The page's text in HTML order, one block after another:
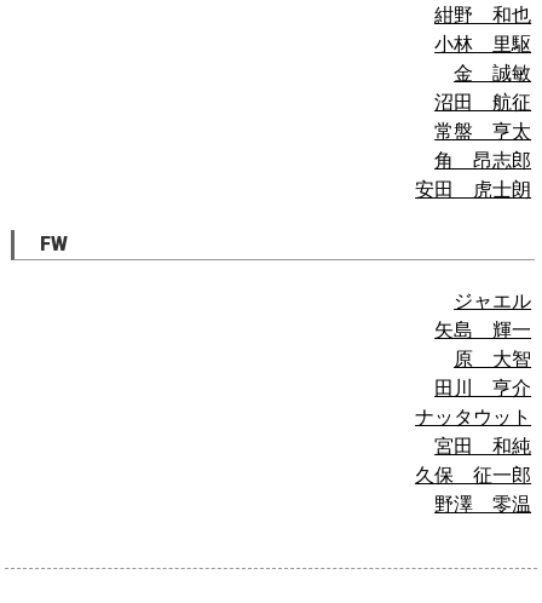
紺野 和也
小林 里駆
金 誠敏
沼田 航征
常盤 亨太
角 昂志郎
安田 虎士朗
FW
ジャエル
矢島 輝一
原 大智
田川 亨介
ナッタウット
宮田 和純
久保 征一郎
野澤 零温